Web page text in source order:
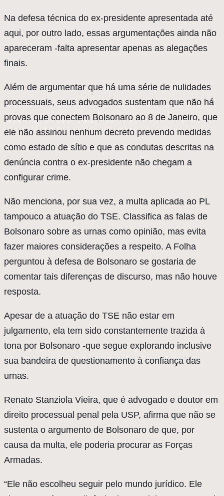
Na defesa técnica do ex-presidente apresentada até
aqui, por outro lado, essas argumentações ainda não
apareceram -falta apresentar apenas as alegações
finais.
Além de argumentar que há uma série de nulidades
processuais, seus advogados sustentam que não há
provas que conectem Bolsonaro ao 8 de Janeiro, que
ele não assinou nenhum decreto prevendo medidas
como estado de sítio e que as condutas descritas na
denúncia contra o ex-presidente não chegam a
configurar crime.
Não menciona, por sua vez, a multa aplicada ao PL
tampouco a atuação do TSE. Classifica as falas de
Bolsonaro sobre as urnas como opinião, mas evita
fazer maiores considerações a respeito. A Folha
perguntou à defesa de Bolsonaro se gostaria de
comentar tais diferenças de discurso, mas não houve
resposta.
Apesar de a atuação do TSE não estar em
julgamento, ela tem sido constantemente trazida à
tona por Bolsonaro -que segue explorando inclusive
sua bandeira de questionamento à confiança das
urnas.
Renato Stanziola Vieira, que é advogado e doutor em
direito processual penal pela USP, afirma que não se
sustenta o argumento de Bolsonaro de que, por
causa da multa, ele poderia procurar as Forças
Armadas.
“Ele não escolheu seguir pelo mundo jurídico. Ele